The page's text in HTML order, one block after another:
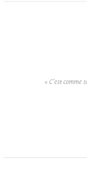
« C’est comme